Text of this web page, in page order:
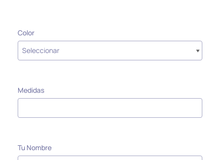
Color
Medidas
Tu Nombre